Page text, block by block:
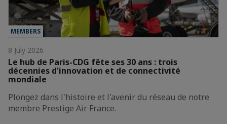
MEMBERS
8 July 2026
Le hub de Paris-CDG fête ses 30 ans : trois
décennies d'innovation et de connectivité
mondiale
Plongez dans l'histoire et l'avenir du réseau de notre
membre Prestige Air France.